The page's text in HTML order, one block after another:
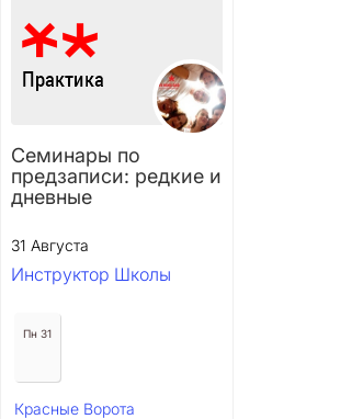
Семинары по
предзаписи: редкие и
дневные
31 Августа
Инструктор Школы
Пн 31
Красные Ворота